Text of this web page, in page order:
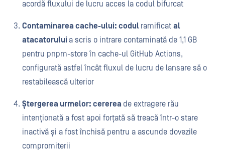
acordă fluxului de lucru acces la codul bifurcat
Contaminarea cache-ului: codul ramificat al
atacatorului a scris o intrare contaminată de 1,1 GB
pentru pnpm-store în cache-ul GitHub Actions,
configurată astfel încât fluxul de lucru de lansare să o
restabilească ulterior
Ștergerea urmelor: cererea de extragere rău
intenționată a fost apoi forțată să treacă într-o stare
inactivă și a fost închisă pentru a ascunde dovezile
compromiterii